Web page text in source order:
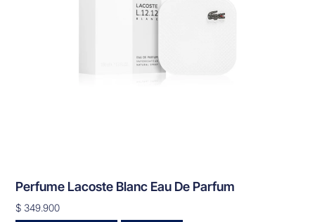
Perfume Lacoste Blanc Eau De Parfum
$ 349.900